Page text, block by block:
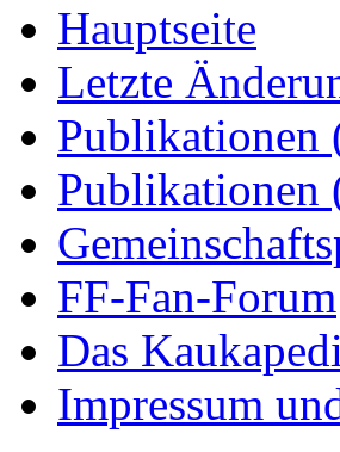
Hauptseite
Letzte
Publikationen
Publikationen
FF-Fan-Forum
Das
Impressum